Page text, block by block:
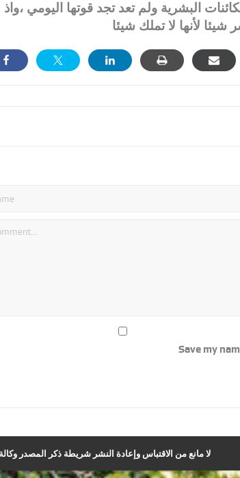
،جاعت فيها الكائنات البشرية ولم تعد تجد قوتها اليومي ،واذ
Save my
لا مانع من الاقتباس وإعادة النشر شريطة ذكر المصدر